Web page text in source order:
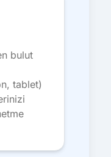
bulut
tablet)